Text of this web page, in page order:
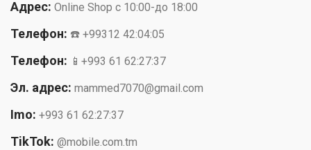
Адрес: Online Shop с 10:00-до 18:00
Телефон: ☎️ +99312 42:04:05
Телефон: 📱+993 61 62:27:37
Эл. адрес: mammed7070@gmail.com
Imo: +993 61 62:27:37
TikTok: @mobile.com.tm